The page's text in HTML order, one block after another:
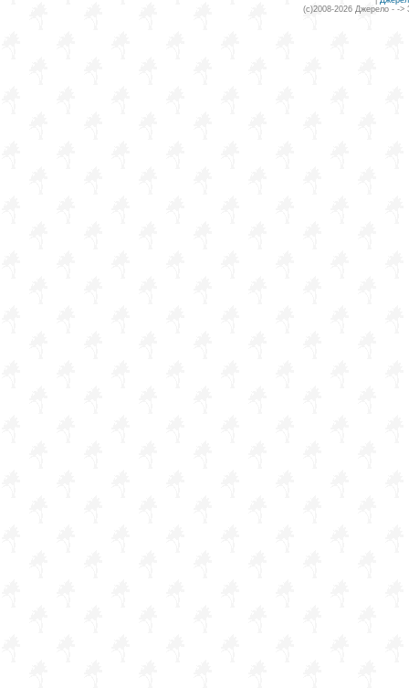
(c)2008-2026 Джерело - ->